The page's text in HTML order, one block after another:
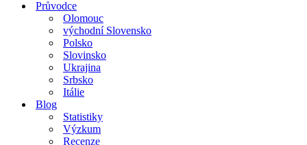
Průvodce
Olomouc
východní Slovensko
Polsko
Slovinsko
Ukrajina
Srbsko
Itálie
Blog
Statistiky
Výzkum
Recenze